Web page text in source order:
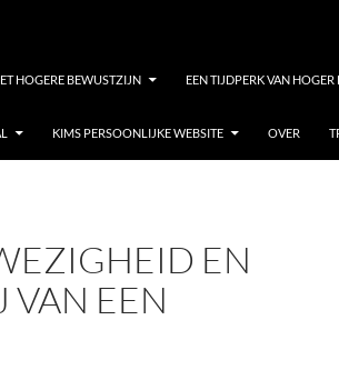
HOGERE BEWUSTZIJN EEN TIJDPERK VAN
KIMS PERSOONLIJKE WEBSITE OVER
EN
VAN EEN